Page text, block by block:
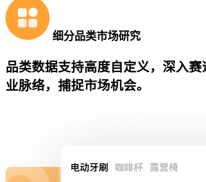
细分品类市场研究
品类数据支持高度自定义，深入
业脉络，捕捉市场机会。